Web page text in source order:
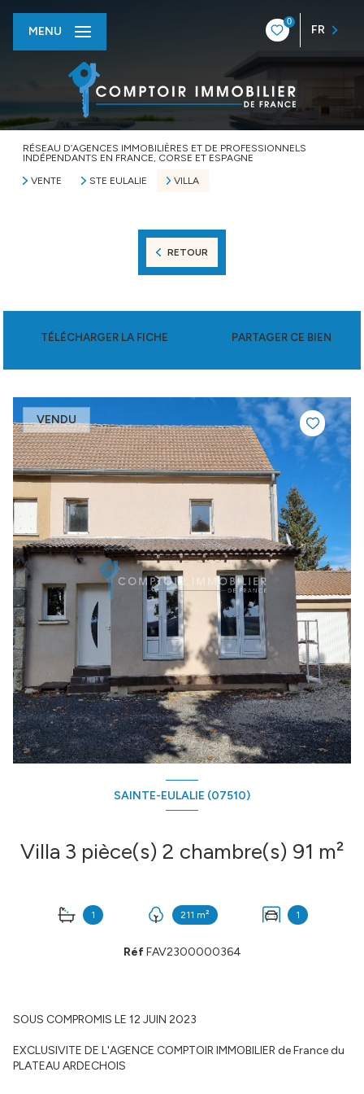
0
FR
MENU
RÉSEAU D’AGENCES IMMOBILIÈRES ET DE PROFESSIONNELS
INDÉPENDANTS EN FRANCE, CORSE ET ESPAGNE
VENTE
STE EULALIE VILLA
RETOUR
TÉLÉCHARGER LA FICHE PARTAGER CE BIEN
VENDU
SAINTE-EULALIE (07510)
Villa 3 pièce(s) 2 chambre(s) 91 m²
1 211 m² 1
RéfFAV2300000364
SOUS COMPROMIS LE 12 JUIN 2023
EXCLUSIVITE DE L'AGENCE COMPTOIR IMMOBILIER de France du
PLATEAU ARDECHOIS